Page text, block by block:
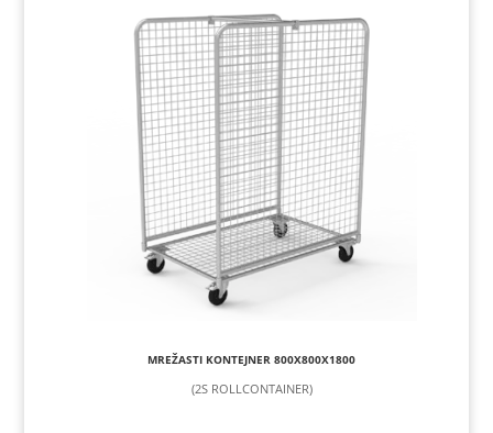
MREŽASTI KONTEJNER 800X800X1800
(2S ROLLCONTAINER)